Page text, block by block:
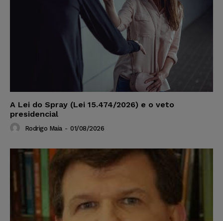
A Lei do Spray (Lei 15.474/2026) e o veto
presidencial
Rodrigo Maia - 01/08/2026